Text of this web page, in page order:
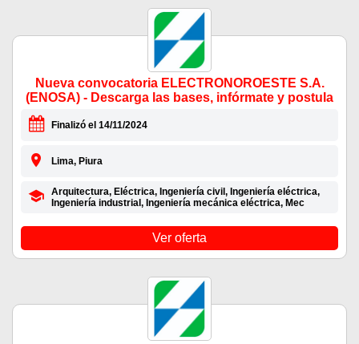
Nueva convocatoria ELECTRONOROESTE S.A.
(ENOSA) - Descarga las bases, infórmate y postula
Finalizó el 14/11/2024
Lima, Piura
Arquitectura, Eléctrica, Ingeniería civil, Ingeniería eléctrica,
Ingeniería industrial, Ingeniería mecánica eléctrica, Mec
Ver oferta